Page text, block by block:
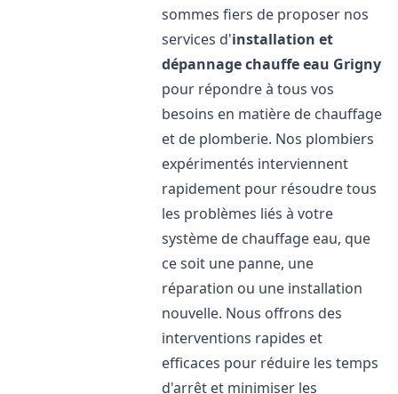
sommes fiers de proposer nos
services d'installation et
dépannage chauffe eau Grigny
pour répondre à tous vos
besoins en matière de chauffage
et de plomberie. Nos plombiers
expérimentés interviennent
rapidement pour résoudre tous
les problèmes liés à votre
système de chauffage eau, que
ce soit une panne, une
réparation ou une installation
nouvelle. Nous offrons des
interventions rapides et
efficaces pour réduire les temps
d'arrêt et minimiser les